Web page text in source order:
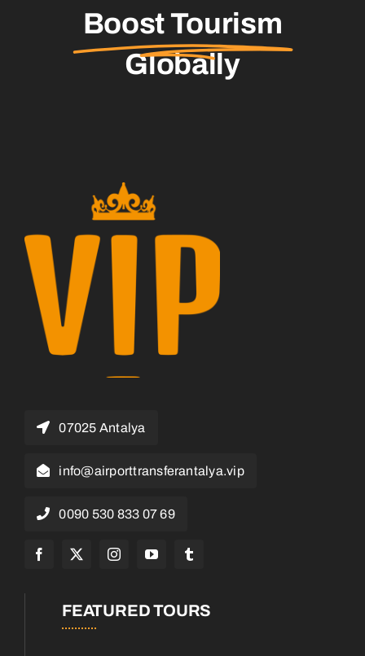
Boost Tourism
Globally
07025 Antalya
info@airporttransferantalya.vip
0090 530 833 07 69
FEATURED TOURS